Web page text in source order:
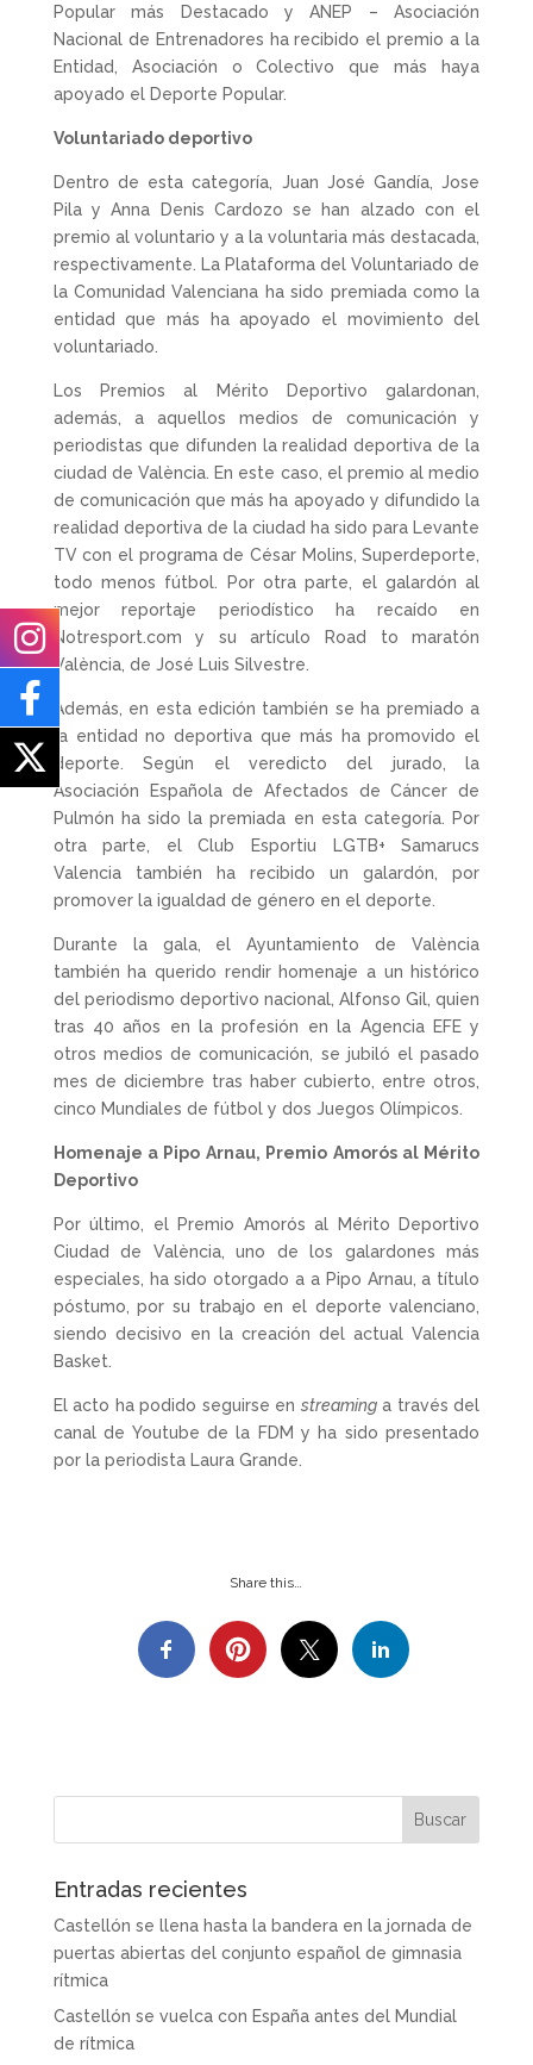
Popular más Destacado y ANEP – Asociación
Nacional de Entrenadores ha recibido el premio a la
Entidad, Asociación o Colectivo que más haya
apoyado el Deporte Popular.
Voluntariado deportivo
Dentro de esta categoría, Juan José Gandía, Jose
Pila y Anna Denis Cardozo se han alzado con el
premio al voluntario y a la voluntaria más destacada,
respectivamente. La Plataforma del Voluntariado de
la Comunidad Valenciana ha sido premiada como la
entidad que más ha apoyado el movimiento del
voluntariado.
Los Premios al Mérito Deportivo galardonan,
además, a aquellos medios de comunicación y
periodistas que difunden la realidad deportiva de la
ciudad de València. En este caso, el premio al medio
de comunicación que más ha apoyado y difundido la
realidad deportiva de la ciudad ha sido para Levante
TV con el programa de César Molins, Superdeporte,
todo menos fútbol. Por otra parte, el galardón al
mejor reportaje periodístico ha recaído en
Notresport.com y su artículo Road to maratón
València, de José Luis Silvestre.
Además, en esta edición también se ha premiado a
la entidad no deportiva que más ha promovido el
deporte. Según el veredicto del jurado, la
Asociación Española de Afectados de Cáncer de
Pulmón ha sido la premiada en esta categoría. Por
otra parte, el Club Esportiu LGTB+ Samarucs
Valencia también ha recibido un galardón, por
promover la igualdad de género en el deporte.
Durante la gala, el Ayuntamiento de València
también ha querido rendir homenaje a un histórico
del periodismo deportivo nacional, Alfonso Gil, quien
tras 40 años en la profesión en la Agencia EFE y
otros medios de comunicación, se jubiló el pasado
mes de diciembre tras haber cubierto, entre otros,
cinco Mundiales de fútbol y dos Juegos Olímpicos.
Homenaje a Pipo Arnau, Premio Amorós al Mérito
Deportivo
Por último, el Premio Amorós al Mérito Deportivo
Ciudad de València, uno de los galardones más
especiales, ha sido otorgado a a Pipo Arnau, a título
póstumo, por su trabajo en el deporte valenciano,
siendo decisivo en la creación del actual Valencia
Basket.
El acto ha podido seguirse en streaminga través del
canal de Youtube de la FDM y ha sido presentado
por la periodista Laura Grande.
Share this…
Entradas recientes
Castellón se llena hasta la bandera en la jornada de
puertas abiertas del conjunto español de gimnasia
rítmica
Castellón se vuelca con España antes del Mundial
de rítmica